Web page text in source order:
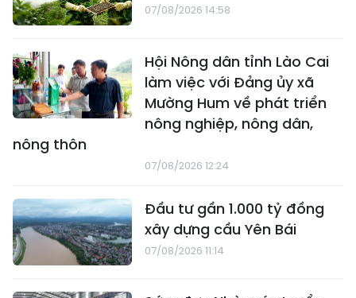
07/08/2026 14:58
Hội Nông dân tỉnh Lào Cai
làm việc với Đảng ủy xã
Mường Hum về phát triển
nông nghiệp, nông dân,
nông thôn
07/08/2026 12:24
Đầu tư gần 1.000 tỷ đồng
xây dựng cầu Yên Bái
07/08/2026 11:14